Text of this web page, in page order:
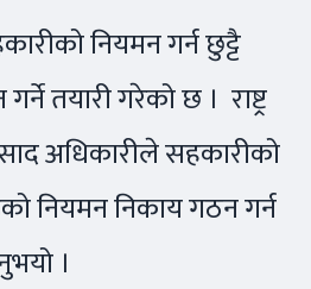
नियमन गर्न छुट्टै
तयारी गरेको छ । राष्ट्र
अधिकारीले सहकारीको
नियमन निकाय गठन गर्न
।